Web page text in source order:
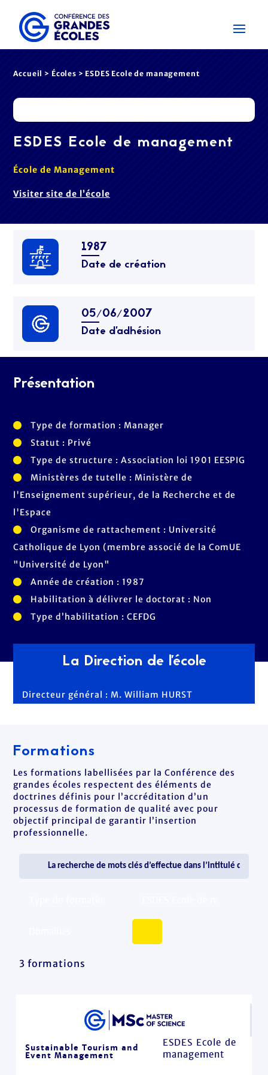
Accueil > Écoles > ESDES Ecole de management
ESDES Ecole de management
École de Management
Visiter site de l’école
1987
Date de création
05/06/2007
Date d’adhésion
Présentation
Type de formation : Manager
Statut : Privé
Type de structure : Association loi 1901 EESPIG
Ministères de tutelle : Ministère de
l'Enseignement supérieur, de la Recherche et de
l'Espace
Organisme de rattachement : Université
Catholique de Lyon (membre associé de la ComUE
"Université de Lyon"
Année de création : 1987
Habilitation à délivrer le doctorat : Non
Type d’habilitation : CEFDG
La Direction de l'école
Directeur général : M. William HURST
Formations
Les formations labellisées par la Conférence des
grandes écoles respectent des éléments de
doctrines définis pour l’accréditation d’un
processus de formation de qualité avec pour
objectif principal de garantir l’insertion
professionnelle.
3 formations
Sustainable Tourism and
Event Management
ESDES Ecole de
management